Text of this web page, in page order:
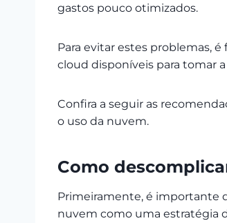
gastos pouco otimizados.
Para evitar estes problemas,
cloud disponíveis para tomar
Confira a seguir as
o uso da nuvem.
Como
Primeiramente, é importante
nuvem como uma estratégia